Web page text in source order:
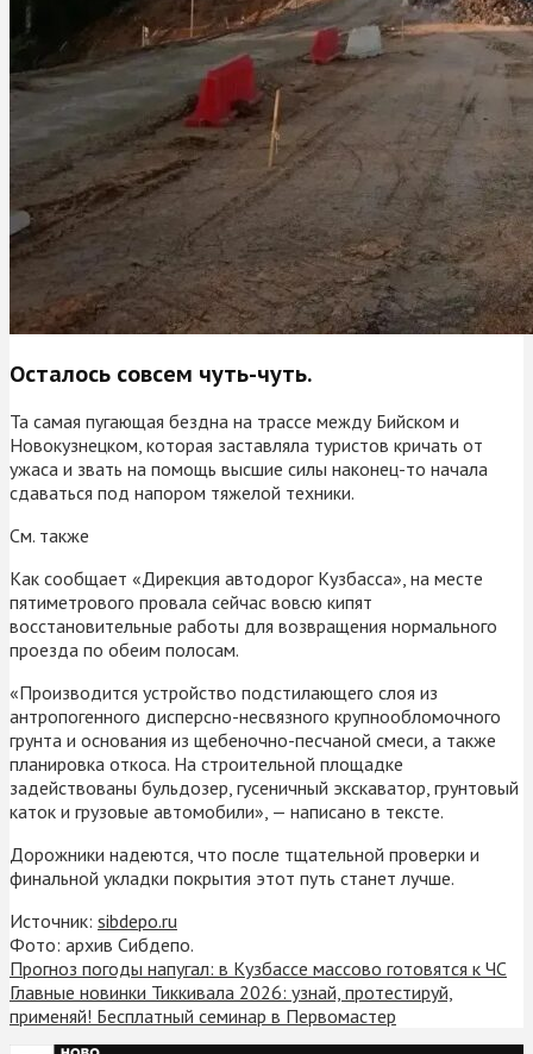
Осталось совсем чуть-чуть.
Та самая пугающая бездна на трассе между Бийском и
Новокузнецком, которая заставляла туристов кричать от
ужаса и звать на помощь высшие силы наконец-то начала
сдаваться под напором тяжелой техники.
См. также
Как сообщает «Дирекция автодорог Кузбасса», на месте
пятиметрового провала сейчас вовсю кипят
восстановительные работы для возвращения нормального
проезда по обеим полосам.
«Производится устройство подстилающего слоя из
антропогенного дисперсно-несвязного крупнообломочного
грунта и основания из щебеночно-песчаной смеси, а также
планировка откоса. На строительной площадке
задействованы бульдозер, гусеничный экскаватор, грунтовый
каток и грузовые автомобили», — написано в тексте.
Дорожники надеются, что после тщательной проверки и
финальной укладки покрытия этот путь станет лучше.
Источник: sibdepo.ru
Фото: архив Сибдепо.
Прогноз погоды напугал: в Кузбассе массово готовятся к ЧС
Главные новинки Тиккивала 2026: узнай, протестируй,
применяй! Бесплатный семинар в Первомастер